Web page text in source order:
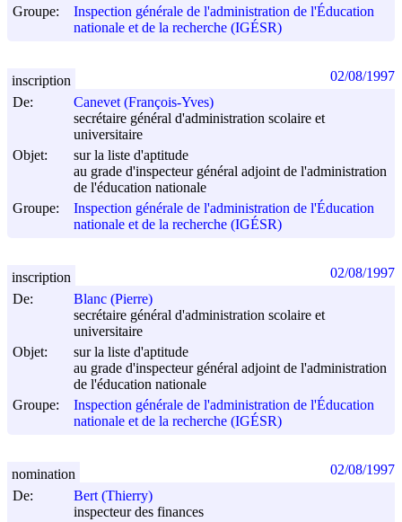
Groupe:
Inspection générale de l'administration de l'Éducation
nationale et de la recherche (IGÉSR)
De:
Canevet (François-Yves)
secrétaire général d'administration scolaire et
universitaire
Objet:
sur la liste d'aptitude
au grade d'inspecteur général adjoint de l'administration
de l'éducation nationale
Groupe:
Inspection générale de l'administration de l'Éducation
nationale et de la recherche (IGÉSR)
inscription 02/08/1997
De:
Blanc (Pierre)
secrétaire général d'administration scolaire et
universitaire
Objet:
sur la liste d'aptitude
au grade d'inspecteur général adjoint de l'administration
de l'éducation nationale
Groupe:
Inspection générale de l'administration de l'Éducation
nationale et de la recherche (IGÉSR)
inscription 02/08/1997
De:
Bert (Thierry)
inspecteur des finances
nomination 02/08/1997